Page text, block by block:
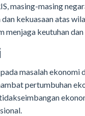
masing-masing
kekuasaan atas
keutuhan
masalah ekonomi
pertumbuhan